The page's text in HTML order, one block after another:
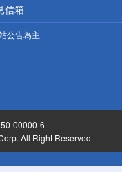
信箱
公告為主
00000-6
All Right Reserved